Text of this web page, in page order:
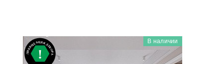
В наличии